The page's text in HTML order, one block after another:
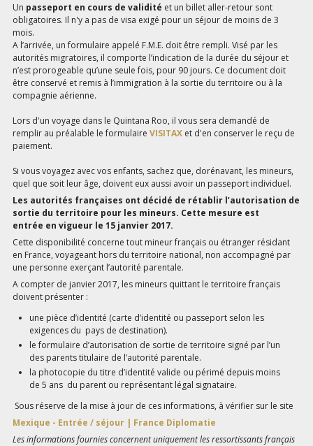
Un passeport en cours de validité et un billet aller-retour sont
obligatoires. Il n'y a pas de visa exigé pour un séjour de moins de 3
mois.
A l’arrivée, un formulaire appelé F.M.E. doit être rempli. Visé par les
autorités migratoires, il comporte l’indication de la durée du séjour et
n’est prorogeable qu’une seule fois, pour 90 jours. Ce document doit
être conservé et remis à l’immigration à la sortie du territoire ou à la
compagnie aérienne.
Lors d'un voyage dans le Quintana Roo, il vous sera demandé de
remplir au préalable le formulaire VISITAX et d'en conserver le reçu de
paiement.
Si vous voyagez avec vos enfants, sachez que, dorénavant, les mineurs,
quel que soit leur âge, doivent eux aussi avoir un passeport individuel.
Les autorités françaises ont décidé de rétablir l’autorisation de
sortie du territoire pour les mineurs. Cette mesure est
entrée en vigueur le 15 janvier 2017.
Cette disponibilité concerne tout mineur français ou étranger résidant
en France, voyageant hors du territoire national, non accompagné par
une personne exerçant l’autorité parentale.
A compter de janvier 2017, les mineurs quittant le territoire français
doivent présenter :
une pièce d’identité (carte d’identité ou passeport selon les
exigences du pays de destination).
le formulaire d’autorisation de sortie de territoire signé par l’un
des parents titulaire de l’autorité parentale.
la photocopie du titre d’identité valide ou périmé depuis moins
de 5 ans du parent ou représentant légal signataire.
Sous réserve de la mise à jour de ces informations, à vérifier sur le site
Mexique - Entrée / séjour | France Diplomatie
Les informations fournies concernent uniquement les ressortissants français